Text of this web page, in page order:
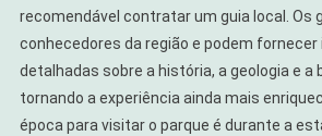
recomendável contratar um guia local. Os
conhecedores da região e podem
detalhadas sobre a história, a geologia e a
tornando a experiência ainda mais
época para visitar o parque é durante a